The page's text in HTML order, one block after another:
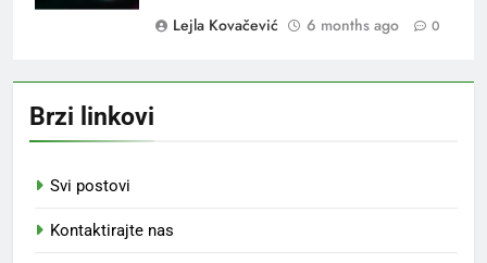
Lejla Kovačević
6 months ago 0
Brzi linkovi
Svi postovi
Kontaktirajte nas